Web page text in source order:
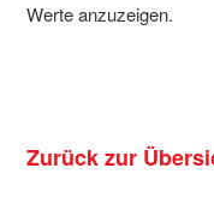
Werte anzuzeigen.
Zurück zur